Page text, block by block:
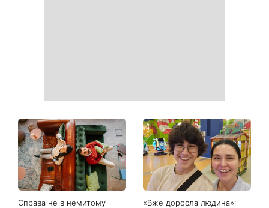
Справа не в немитому
«Вже доросла людина»: